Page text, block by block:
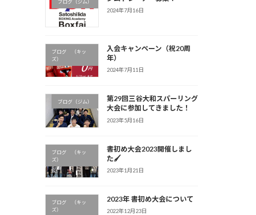
ブログ（ジム）
2024年7月16日
ブログ （キッ
ズ）
入会キャンペーン（祝20周
年）
2024年7月11日
ブログ（ジム）
第29回三谷大和スパーリング
大会に参加してきました！
2023年5月16日
ブログ （キッ
ズ）
書初め大会2023開催しまし
た🖌
2023年1月21日
ブログ （キッ
ズ）
2023年 書初め大会について
2022年12月23日